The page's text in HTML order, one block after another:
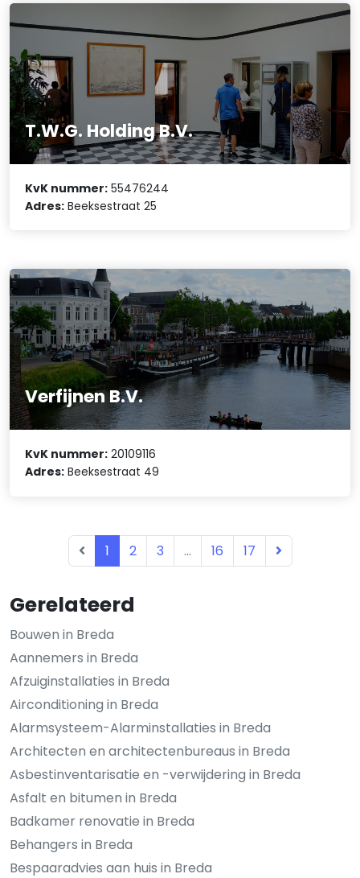
Gerelateerd
Bouwen in Breda
Aannemers in Breda
Afzuiginstallaties in Breda
Airconditioning in Breda
Alarmsysteem-Alarminstallaties in Breda
Architecten en architectenbureaus in Breda
Asbestinventarisatie en -verwijdering in Breda
Asfalt en bitumen in Breda
Badkamer renovatie in Breda
Behangers in Breda
Bespaaradvies aan huis in Breda
T.W.G. Holding B.V.
KvK nummer: 55476244
Adres: Beeksestraat 25
Verfijnen B.V.
KvK nummer: 20109116
Adres: Beeksestraat 49
1 2 3 ... 16 17